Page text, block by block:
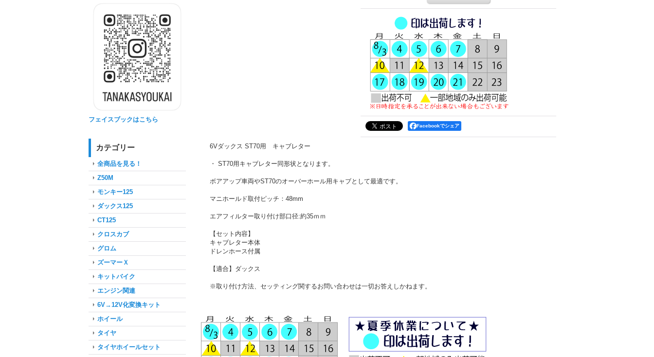
フェイスブックはこちら
カテゴリー
全商品を見る！
Z50M
モンキー125
ダックス125
CT125
クロスカブ
グロム
ズーマーＸ
キットバイク
エンジン関連
6V→12V化変換キット
ホイール
タイヤ
タイヤホイールセット
Facebookでシェア
6Vダックス ST70用 キャブレター
・ ST70用キャブレター同形状となります。
ボアアップ車両やST70のオーバーホール用キャブとして最適です。
マニホールド取付ピッチ：48mm
エアフィルター取り付け部口径:約35ｍｍ
【セット内容】
キャブレター本体
ドレンホース付属
【適合】ダックス
※取り付け方法、セッティング関するお問い合わせは一切お答えしかねます。